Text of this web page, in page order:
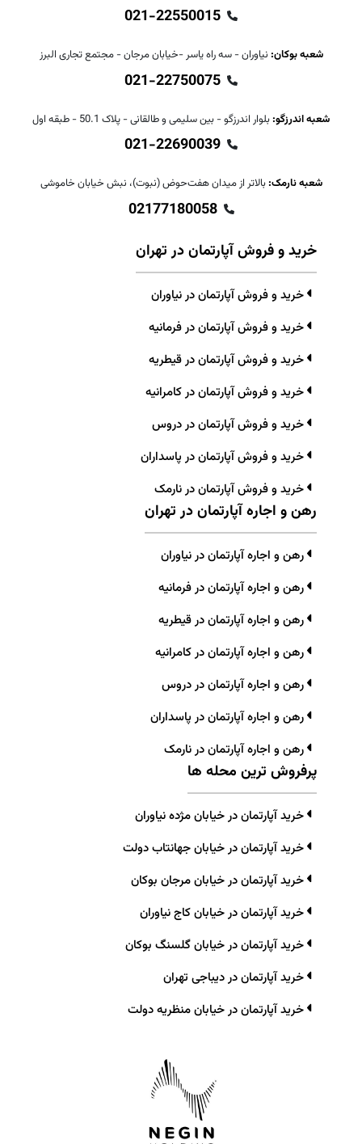
021-22550015
شعبه بوکان: نیاوران - سه راه یاسر -خیابان مرجان - مجتمع تجاری البرز
021-22750075
شعبه اندرزگو: بلوار اندرزگو - بین سلیمی و طالقانی - پلاک 50.1 - طبقه اول
021-22690039
شعبه نارمک: بالاتر از میدان هفت‌حوض (نبوت)، نبش خیابان خاموشی
02177180058
خرید و فروش آپارتمان در تهران
خرید و فروش آپارتمان در نیاوران
خرید و فروش آپارتمان در فرمانیه
خرید و فروش آپارتمان در قیطریه
خرید و فروش آپارتمان در کامرانیه
خرید و فروش آپارتمان در دروس
خرید و فروش آپارتمان در پاسداران
خرید و فروش آپارتمان در نارمک
رهن و اجاره آپارتمان در تهران
رهن و اجاره آپارتمان در نیاوران
رهن و اجاره آپارتمان در فرمانیه
رهن و اجاره آپارتمان در قیطریه
رهن و اجاره آپارتمان در کامرانیه
رهن و اجاره آپارتمان در دروس
رهن و اجاره آپارتمان در پاسداران
رهن و اجاره آپارتمان در نارمک
پرفروش ترین محله ها
خرید آپارتمان در خیابان مژده نیاوران
خرید آپارتمان در خیابان جهانتاب دولت
خرید آپارتمان در خیابان مرجان بوکان
خرید آپارتمان در خیابان کاج نیاوران
خرید آپارتمان در خیابان گلسنگ بوکان
خرید آپارتمان در دیباجی تهران
خرید آپارتمان در خیابان منظریه دولت